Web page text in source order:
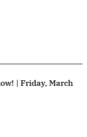
| Friday, March